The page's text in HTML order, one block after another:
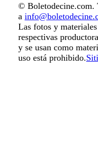
© Boletodecine.com.
a
Las fotos y
respectivas
y se usan como
uso está prohibido.